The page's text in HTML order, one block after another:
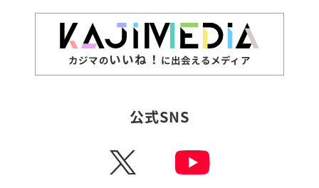
カジマのいいね！ に出会えるメディア
公式SNS
X